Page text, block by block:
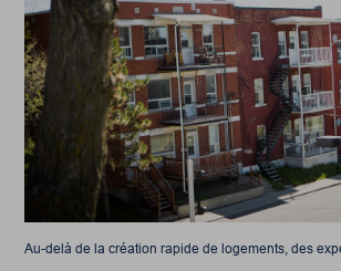
Au-delà de la création rapide de logements, des